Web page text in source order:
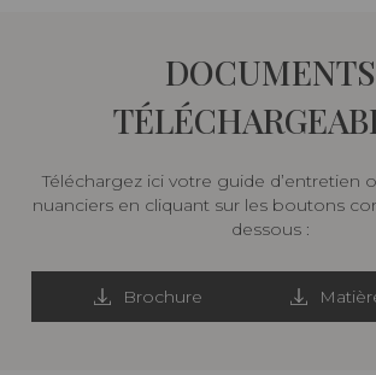
DOCUMENTS
Téléchargez ici votre guide d’entretien
nuanciers en cliquant sur les boutons
dessous :
Brochure